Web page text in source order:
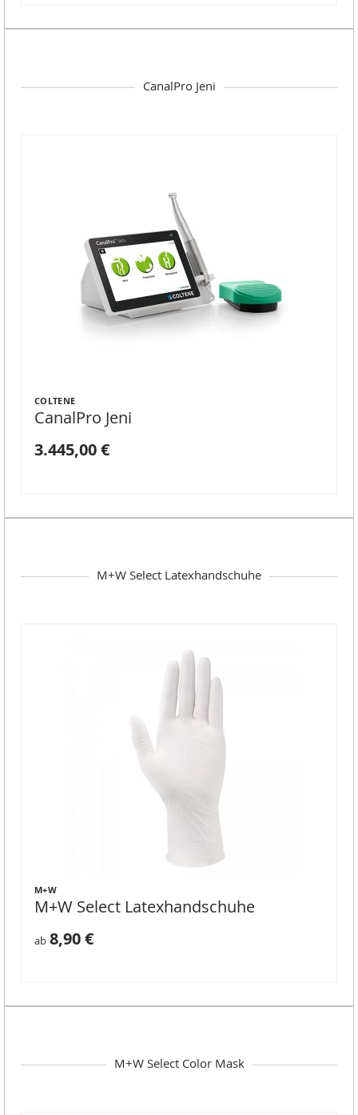
CanalPro Jeni
COLTENE
CanalPro Jeni
3.445,00 €
M+W Select Latexhandschuhe
M+W
M+W Select Latexhandschuhe
ab 8,90 €
M+W Select Color Mask